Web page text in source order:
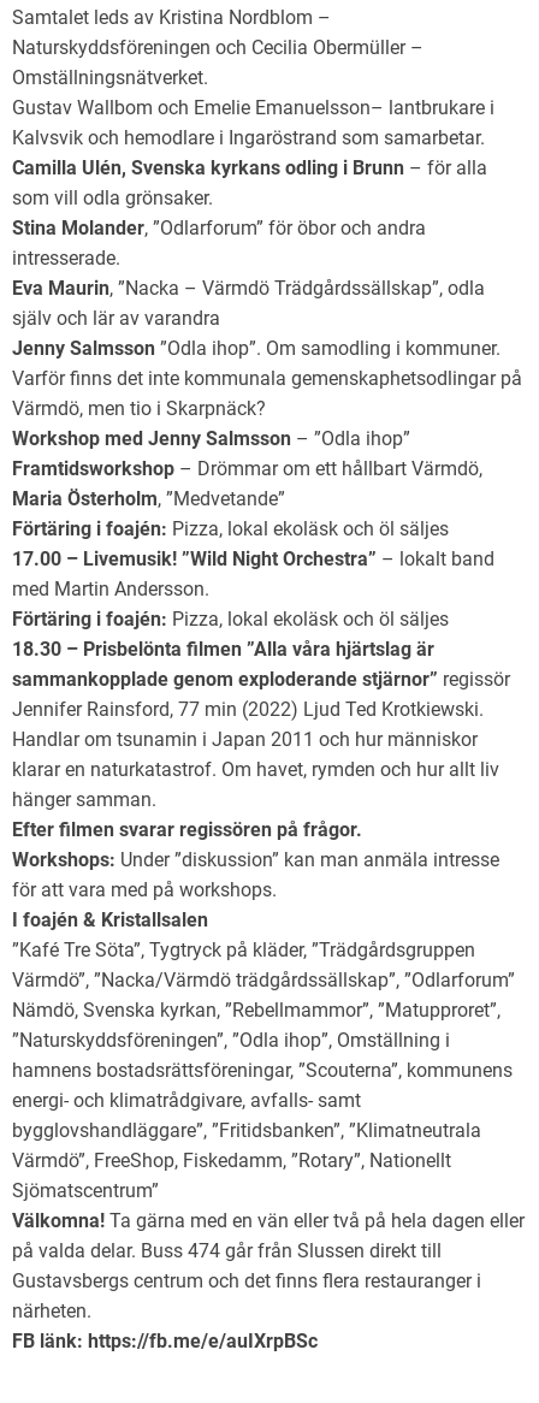
Samtalet leds av Kristina Nordblom –
Naturskyddsföreningen och Cecilia Obermüller –
Omställningsnätverket.
Gustav Wallbom och Emelie Emanuelsson– lantbrukare i
Kalvsvik och hemodlare i Ingaröstrand som samarbetar.
Camilla Ulén, Svenska kyrkans odling i Brunn – för alla
som vill odla grönsaker.
Stina Molander, ”Odlarforum” för öbor och andra
intresserade.
Eva Maurin, ”Nacka – Värmdö Trädgårdssällskap”, odla
själv och lär av varandra
Jenny Salmsson ”Odla ihop”. Om samodling i kommuner.
Varför finns det inte kommunala gemenskaphetsodlingar på
Värmdö, men tio i Skarpnäck?
Workshop med Jenny Salmsson – ”Odla ihop”
Framtidsworkshop – Drömmar om ett hållbart Värmdö,
Maria Österholm, ”Medvetande”
Förtäring i foajén: Pizza, lokal ekoläsk och öl säljes
17.00 – Livemusik! ”Wild Night Orchestra” – lokalt band
med Martin Andersson.
Förtäring i foajén: Pizza, lokal ekoläsk och öl säljes
18.30 – Prisbelönta filmen ”Alla våra hjärtslag är
sammankopplade genom exploderande stjärnor” regissör
Jennifer Rainsford, 77 min (2022) Ljud Ted Krotkiewski.
Handlar om tsunamin i Japan 2011 och hur människor
klarar en naturkatastrof. Om havet, rymden och hur allt liv
hänger samman.
Efter filmen svarar regissören på frågor.
Workshops: Under ”diskussion” kan man anmäla intresse
för att vara med på workshops.
I foajén & Kristallsalen
”Kafé Tre Söta”, Tygtryck på kläder, ”Trädgårdsgruppen
Värmdö”, ”Nacka/Värmdö trädgårdssällskap”, ”Odlarforum”
Nämdö, Svenska kyrkan, ”Rebellmammor”, ”Matupproret”,
”Naturskyddsföreningen”, ”Odla ihop”, Omställning i
hamnens bostadsrättsföreningar, ”Scouterna”, kommunens
energi- och klimatrådgivare, avfalls- samt
bygglovshandläggare”, ”Fritidsbanken”, ”Klimatneutrala
Värmdö”, FreeShop, Fiskedamm, ”Rotary”, Nationellt
Sjömatscentrum”
Välkomna! Ta gärna med en vän eller två på hela dagen eller
på valda delar. Buss 474 går från Slussen direkt till
Gustavsbergs centrum och det finns flera restauranger i
närheten.
FB länk: https://fb.me/e/auIXrpBSc